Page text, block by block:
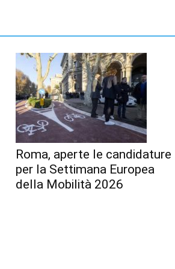
Roma, aperte le candidature
per la Settimana Europea
della Mobilità 2026